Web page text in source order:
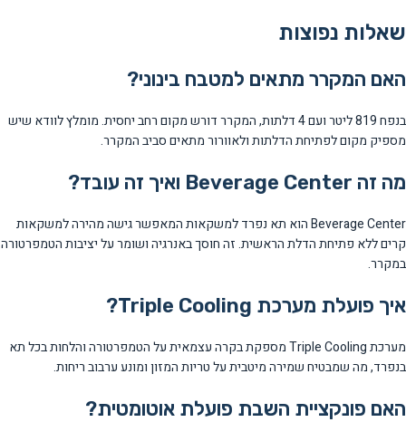
שאלות נפוצות
האם המקרר מתאים למטבח בינוני?
בנפח 819 ליטר ועם 4 דלתות, המקרר דורש מקום רחב יחסית. מומלץ לוודא שיש
מספיק מקום לפתיחת הדלתות ולאוורור מתאים סביב המקרר.
מה זה Beverage Center ואיך זה עובד?
Beverage Center הוא תא נפרד למשקאות המאפשר גישה מהירה למשקאות
קרים ללא פתיחת הדלת הראשית. זה חוסך באנרגיה ושומר על יציבות הטמפרטורה
במקרר.
איך פועלת מערכת Triple Cooling?
מערכת Triple Cooling מספקת בקרה עצמאית על הטמפרטורה והלחות בכל תא
בנפרד, מה שמבטיח שמירה מיטבית על טריות המזון ומונע ערבוב ריחות.
האם פונקציית השבת פועלת אוטומטית?